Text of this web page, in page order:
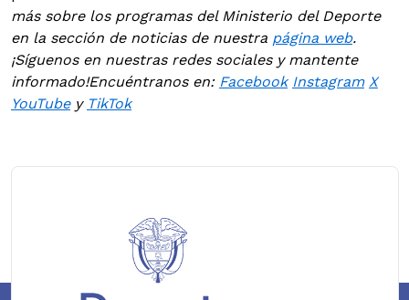
más sobre los programas del Ministerio del Deporte
en la sección de noticias de nuestra página web.
¡Síguenos en nuestras redes sociales y mantente
informado!Encuéntranos en: Facebook Instagram X
YouTubey TikTok